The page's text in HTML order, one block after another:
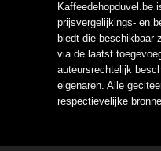
Kaffeedehopduvel.be
prijsvergelijkings- en
biedt die beschikbaar
via de laatst
auteursrechtelijk
eigenaren. Alle
respectievelijke